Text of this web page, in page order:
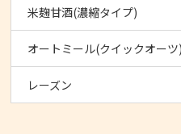
米麹甘酒(濃縮タイプ)
オートミール(クイックオーツ)
レーズン